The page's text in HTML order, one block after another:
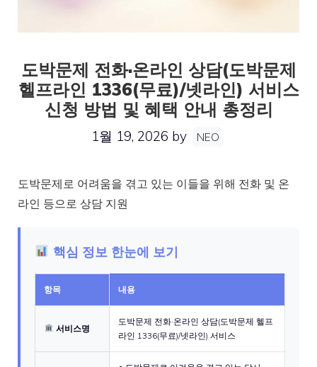
도박문제 전화·온라인 상담(도박문제
헬프라인 1336(무료)/넷라인) 서비스
신청 방법 및 혜택 안내 총정리
1월 19, 2026 by NEO
도박문제로 어려움을 겪고 있는 이들을 위해 전화 및 온
라인 등으로 상담 지원
핵심 정보 한눈에 보기
항목 내용
서비스명
도박문제 전화·온라인 상담(도박문제 헬프
라인 1336(무료)/넷라인) 서비스